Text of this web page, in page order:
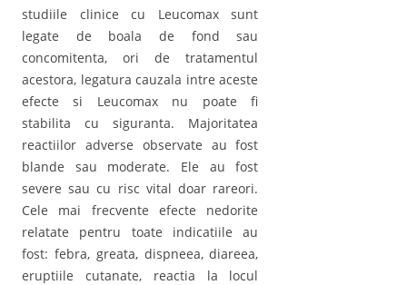
studiile clinice cu Leucomax sunt
legate de boala de fond sau
concomitenta, ori de tratamentul
acestora, legatura cauzala intre aceste
efecte si Leucomax nu poate fi
stabilita cu siguranta. Majoritatea
reactiilor adverse observate au fost
blande sau moderate. Ele au fost
severe sau cu risc vital doar rareori.
Cele mai frecvente efecte nedorite
relatate pentru toate indicatiile au
fost: febra, greata, dispneea, diareea,
eruptiile cutanate, reactia la locul